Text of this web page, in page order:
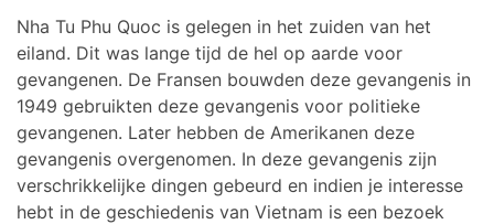
Nha Tu Phu Quoc is gelegen in het zuiden van het
eiland. Dit was lange tijd de hel op aarde voor
gevangenen. De Fransen bouwden deze gevangenis in
1949 gebruikten deze gevangenis voor politieke
gevangenen. Later hebben de Amerikanen deze
gevangenis overgenomen. In deze gevangenis zijn
verschrikkelijke dingen gebeurd en indien je interesse
hebt in de geschiedenis van Vietnam is een bezoek